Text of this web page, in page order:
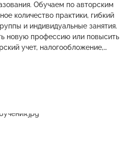
Обучаем по авторским
количество практики, гибкий
и индивидуальные занятия.
новую профессию или повысить
учет, налогообложение,
дело, банковское дело,
графический дизайн,
флористика (фитодизайн),
ногтей, косметология и